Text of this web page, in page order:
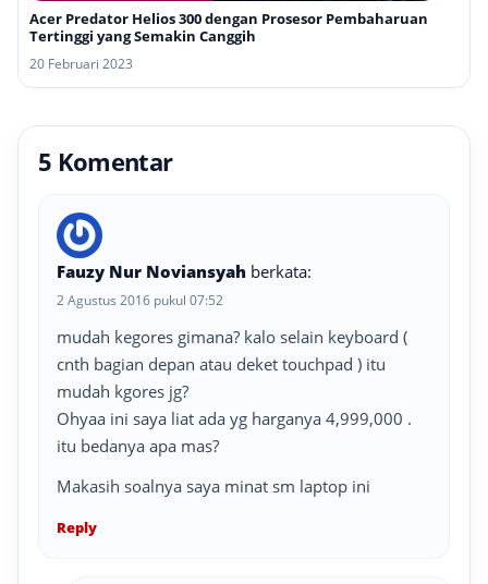
Acer Predator Helios 300 dengan Prosesor Pembaharuan
Tertinggi yang Semakin Canggih
20 Februari 2023
5 Komentar
Fauzy Nur Noviansyah berkata:
2 Agustus 2016 pukul 07:52
mudah kegores gimana? kalo selain keyboard (
cnth bagian depan atau deket touchpad ) itu
mudah kgores jg?
Ohyaa ini saya liat ada yg harganya 4,999,000 .
itu bedanya apa mas?
Makasih soalnya saya minat sm laptop ini
Reply